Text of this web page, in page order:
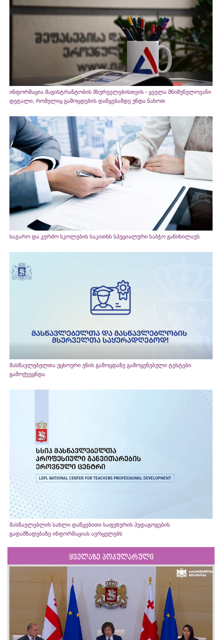
ინფორმაცია მაგისტრანტობის მსურველებისთვის - ყველა მნიშვნელოვანი
დეტალი, რომელიც გამოცდების დაწყებამდე უნდა ნახოთ
საჯარო და კერძო სკოლების საკითხს სპეციალური საბჭო განიხილავს
მასწავლებელთა უცხოური ენის გამოცდაზე გამოყენებული ტესტები
გამოქვეყნდა
მასწავლებლის სახლი დაწყებითი საფეხურის პედაგოგების
გადამზადებაზე ინფორმაციას ავრცელებს
ყველაზე პოპულარული